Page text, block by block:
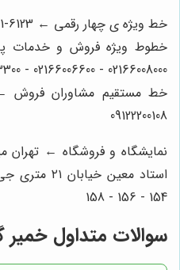
خط ویژه ی چهار رقمی ← 6123-021
02166008000 - 02166006600 - 02166003300 - 02166003000
09122200108
نمایشگاه و فروشگاه ← تهران
استاد
154 - 156 - 158
سوالات متداول خمیر